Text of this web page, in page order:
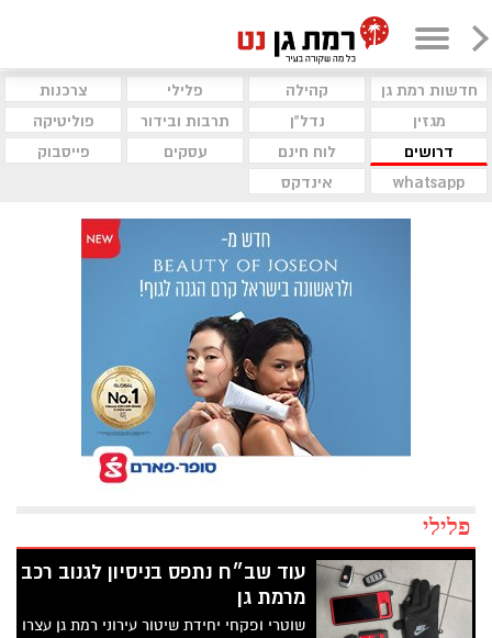
חדשות רמת גן קהילה פלילי
צרכנות
מגזין
נדל"ן תרבות ובידור
פוליטיקה
דרושים
לוח חינם עסקים
פייסבוק
whatsapp
אינדקס
פלילי
עוד שב״ח נתפס בניסיון לגנוב רכב
מרמת גן
שוטרי ופקחי יחידת שיטור עירוני רמת גן עצרו